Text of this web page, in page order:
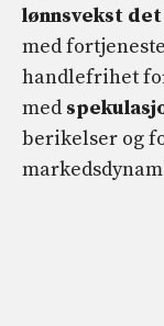
lønnsvekst det
med
handlefrihet
med
berikelser og